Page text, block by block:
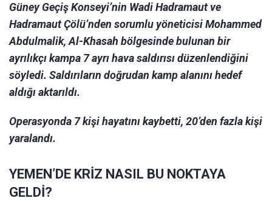
Güney Geçiş Konseyi’nin Wadi Hadramaut ve
Hadramaut Çölü’nden sorumlu yöneticisi Mohammed
Abdulmalik, Al-Khasah bölgesinde bulunan bir
ayrılıkçı kampa 7 ayrı hava saldırısı düzenlendiğini
söyledi. Saldırıların doğrudan kamp alanını hedef
aldığı aktarıldı.
Operasyonda 7 kişi hayatını kaybetti, 20’den fazla kişi
yaralandı.
YEMEN’DE KRİZ NASIL BU NOKTAYA
GELDİ?